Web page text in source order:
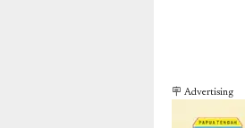
🪧 Advertising